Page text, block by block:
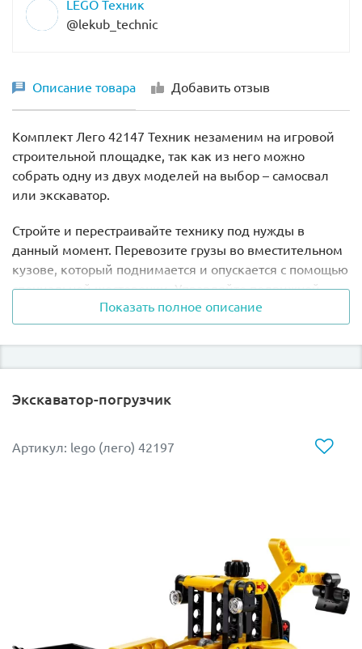
LEGO Техник
@lekub_technic
Описание товара Добавить отзыв
Комплект Лего 42147 Техник незаменим на игровой
строительной площадке, так как из него можно
собрать одну из двух моделей на выбор – самосвал
или экскаватор.
Стройте и перестраивайте технику под нужды в
данный момент. Перевозите грузы во вместительном
кузове, который поднимается и опускается с помощью
специальной шестеренки. Управляйте подвижной
стрелой экскаватора, собирая детали, изображающие
строительный мусор, или расчищайте место под
новую постройку.
разыгрывать эти, а также придумывать собственные
сборке, набор Lego 42147 “Самосвал” идеально
Размеры самосвала из Лего 42147 в собранном виде:
Показать полное описание
Экскаватор-погрузчик
Артикул: lego (лего) 42197